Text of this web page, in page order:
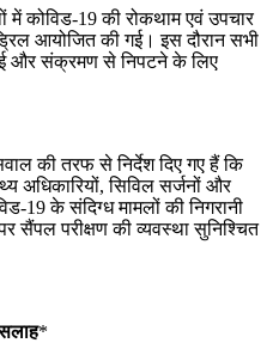
कोविड-19 की रोकथाम एवं उपचार
आयोजित की गई। इस दौरान सभी
और संक्रमण से निपटने के लिए
की तरफ से निर्देश दिए गए हैं कि
अधिकारियों, सिविल सर्जनों और
के संदिग्ध मामलों की निगरानी
परीक्षण की व्यवस्था सुनिश्चित
*